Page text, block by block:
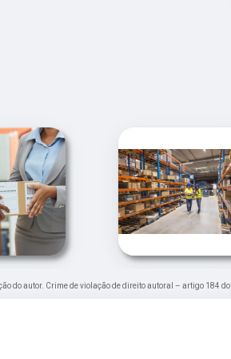
do autor. Crime de violação de direito autoral – artigo 184